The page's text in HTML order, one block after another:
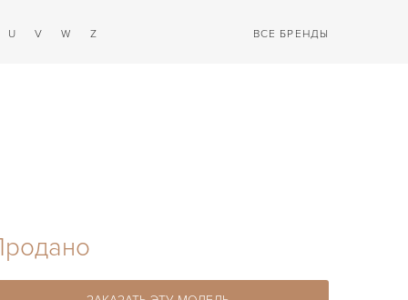
U V W Z ВСЕ БРЕНДЫ